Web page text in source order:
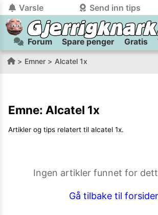
Varsle Send inn tips
Logg inn på Gjerrigknark.com:
Logg inn med Vipps
Send inn tips:
Vil du være med i tipsekonkurransen
Forum Spare penger Gratis
Emner Alcatel 1x
Emne: Alcatel 1x
Artikler og tips relatert til alcatel 1x.
Ingen artikler funnet for
Gå tilbake til